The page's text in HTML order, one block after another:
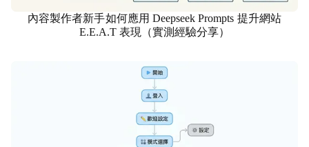
市場行銷
內容製作者新手如何應用 Deepseek Prompts 提升網站
E.E.A.T 表現（實測經驗分享）